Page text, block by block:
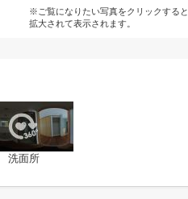
※ご覧になりたい写真をクリックすると
拡大されて表示されます。
洗面所